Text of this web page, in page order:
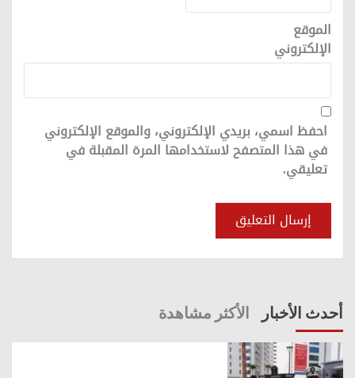
الموقع
الإلكتروني
احفظ اسمي، بريدي الإلكتروني، والموقع الإلكتروني
في هذا المتصفح لاستخدامها المرة المقبلة في
تعليقي.
أحدث الأخبار الأكثر مشاهدة